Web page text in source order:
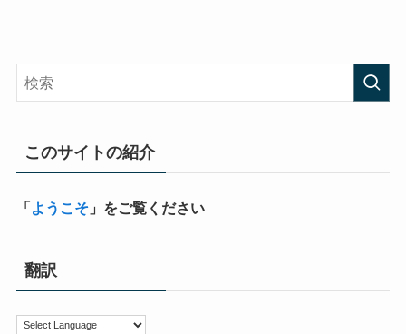
このサイトの紹介
「 ようこそ」をご覧ください
翻訳